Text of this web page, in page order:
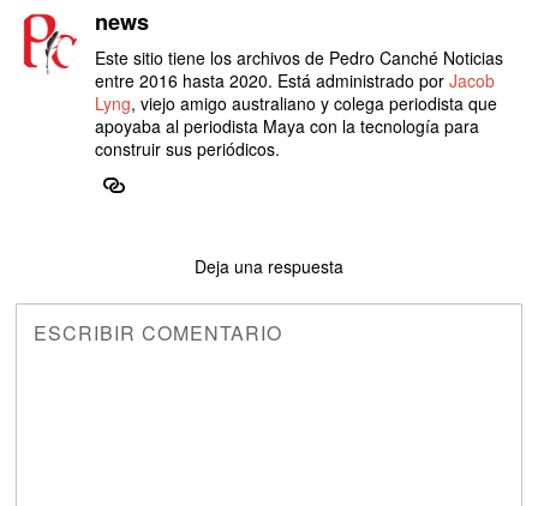
news
Este sitio tiene los archivos de Pedro Canché Noticias
entre 2016 hasta 2020. Está administrado porJacob
Lyng, viejo amigo australiano y colega periodista que
apoyaba al periodista Maya con la tecnología para
construir sus periódicos.
Deja una respuesta